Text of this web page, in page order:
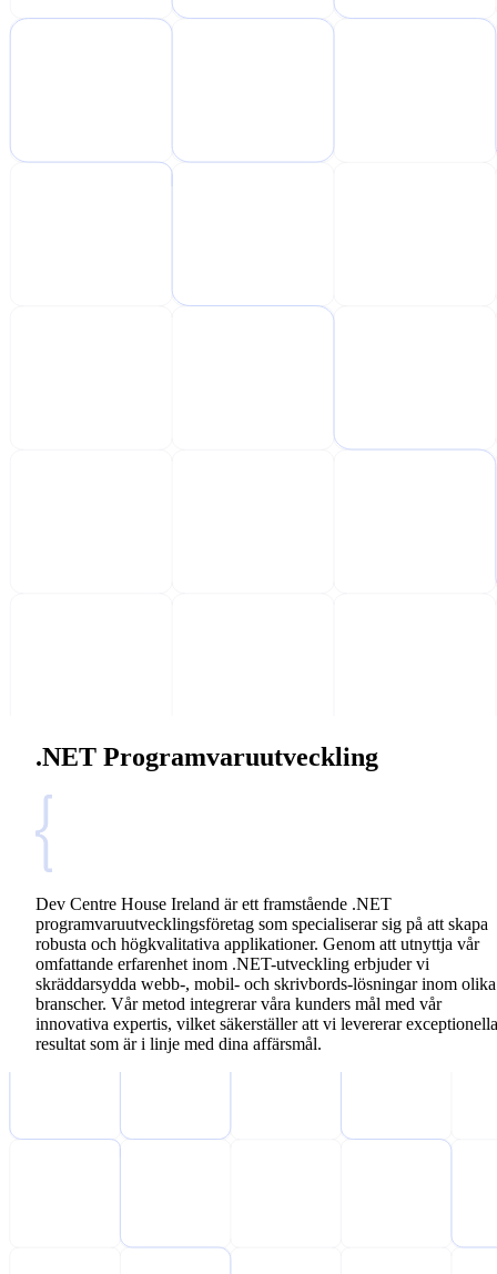
.NET Programvaruutveckling
Dev Centre House Ireland är ett framstående .NET
programvaruutvecklingsföretag som specialiserar sig på att skapa
robusta och högkvalitativa applikationer. Genom att utnyttja vår
omfattande erfarenhet inom .NET-utveckling erbjuder vi
skräddarsydda webb-, mobil- och skrivbords-lösningar inom olika
branscher. Vår metod integrerar våra kunders mål med vår
innovativa expertis, vilket säkerställer att vi levererar exceptionella
resultat som är i linje med dina affärsmål.